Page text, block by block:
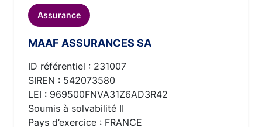
Assurance
MAAF ASSURANCES SA
ID référentiel : 231007
SIREN : 542073580
LEI : 969500FNVA31Z6AD3R42
Soumis à solvabilité II
Pays d’exercice : FRANCE